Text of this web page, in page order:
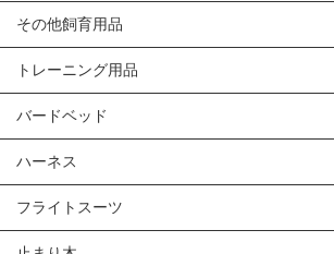
その他飼育用品
トレーニング用品
バードベッド
ハーネス
フライトスーツ